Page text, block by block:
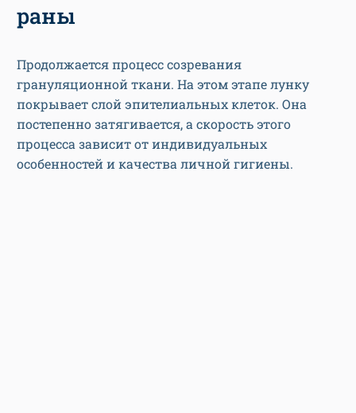
раны
Продолжается процесс созревания
грануляционной ткани. На этом этапе лунку
покрывает слой эпителиальных клеток. Она
постепенно затягивается, а скорость этого
процесса зависит от индивидуальных
особенностей и качества личной гигиены.